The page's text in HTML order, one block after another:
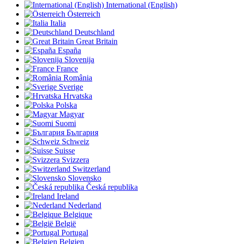
International (English)
Österreich
Italia
Deutschland
Great Britain
España
Slovenija
France
România
Sverige
Hrvatska
Polska
Magyar
Suomi
България
Schweiz
Suisse
Svizzera
Switzerland
Slovensko
Česká republika
Ireland
Nederland
Belgique
België
Portugal
Belgien